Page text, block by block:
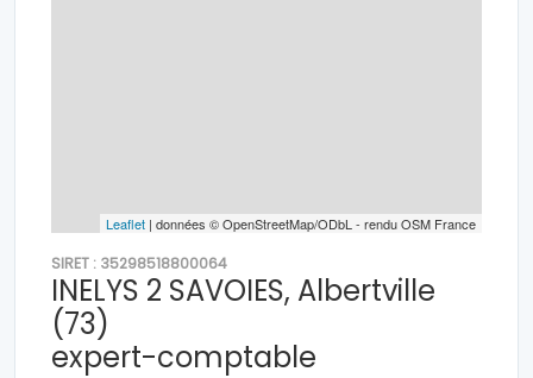
Leaflet | données © OpenStreetMap/ODbL - rendu OSM France
SIRET : 35298518800064
INELYS 2 SAVOIES, Albertville
(73)
expert-comptable